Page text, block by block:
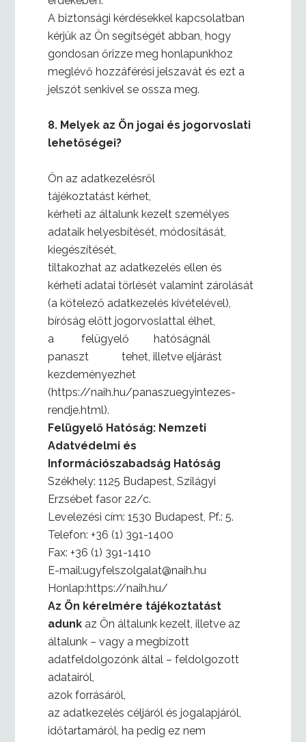
A biztonsági kérdésekkel kapcsolatban
kérjük az Ön segítségét abban, hogy
gondosan őrizze meg honlapunkhoz
meglévő hozzáférési jelszavát és ezt a
jelszót senkivel se ossza meg.
8. Melyek az Ön jogai és jogorvoslati
lehetőségei?
Ön az adatkezelésről
tájékoztatást kérhet,
kérheti az általunk kezelt személyes
adataik helyesbítését, módosítását,
kiegészítését,
tiltakozhat az adatkezelés ellen és
kérheti adatai törlését valamint zárolását
(a kötelező adatkezelés kivételével),
bíróság előtt jogorvoslattal élhet,
a felügyelő hatóságnál
panaszt tehet, illetve eljárást
kezdeményezhet
(https://naih.hu/panaszuegyintezes-
rendje.html).
Felügyelő Hatóság: Nemzeti
Adatvédelmi és
Információszabadság Hatóság
Székhely: 1125 Budapest, Szilágyi
Erzsébet fasor 22/c.
Levelezési cím: 1530 Budapest, Pf.: 5.
Telefon: +36 (1) 391-1400
Fax: +36 (1) 391-1410
E-mail:ugyfelszolgalat@naih.hu
Honlap:https://naih.hu/
Az Ön kérelmére tájékoztatást
adunk az Ön általunk kezelt, illetve az
általunk – vagy a megbízott
adatfeldolgozónk által – feldolgozott
adatairól,
azok forrásáról,
az adatkezelés céljáról és jogalapjáról,
időtartamáról, ha pedig ez nem